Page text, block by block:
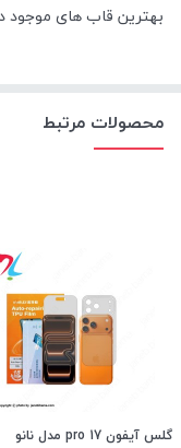
بهترین قاب های موجود
محصولات مرتبط
گلس آیفون 17 pro مدل نانو